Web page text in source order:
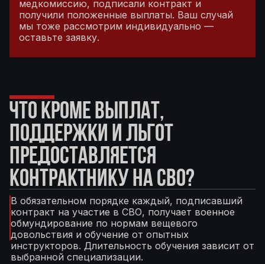
медкомиссию, подписали контракт и
получили положенные выплаты. Ваш случай
мы тоже рассмотрим индивидуально —
оставьте заявку.
ЧТО КРОМЕ ВЫПЛАТ,
ПОДДЕРЖКИ И ЛЬГОТ
ПРЕДОСТАВЛЯЕТСЯ
КОНТРАКТНИКУ НА СВО?
В обязательном порядке каждый, подписавший
контракт на участие в СВО, получает военное
обмундирование по нормам вещевого
довольствия и обучение от опытных
инструкторов. Длительность обучения зависит от
выбранной специализации.